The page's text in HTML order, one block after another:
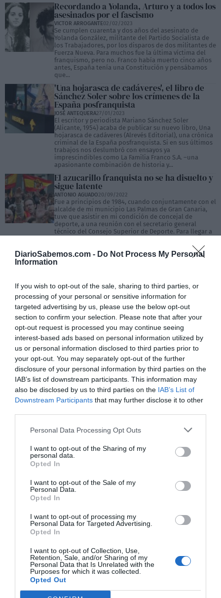
DiarioSabemos.com - Do Not Process My Personal
Information
If you wish to opt-out of the sale, sharing to third parties, or
processing of your personal or sensitive information for
targeted advertising by us, please use the below opt-out
section to confirm your selection. Please note that after your
opt-out request is processed you may continue seeing
interest-based ads based on personal information utilized by
us or personal information disclosed to third parties prior to
your opt-out. You may separately opt-out of the further
disclosure of your personal information by third parties on the
IAB’s list of downstream participants. This information may
also be disclosed by us to third parties on the IAB’s List of
Downstream Participants that may further disclose it to other
Personal Data Processing Opt Outs
I want to opt-out of the Sharing of my
personal data.
Opted In
I want to opt-out of the Sale of my
Personal Data.
Opted In
I want to opt-out of processing my
Personal Data for Targeted Advertising.
Opted In
I want to opt-out of Collection, Use,
Retention, Sale, and/or Sharing of my
Personal Data that Is Unrelated with the
Purposes for which it was collected.
Opted Out
Recordando a Yolanda, Arturo y a todos los
asesinados por el fascismo
VICTOR ARROGANTE02/02/2023
Se cumplen cuarenta y dos años del asesinato de
Yolanda González, militante del Partido Socialista de
los Trabajadores, por los disparos de dos militantes de
Fuerza Nueva. Para muchos fue la última víctima del
franquismo, pero no. Franco había muerto cinco años
antes, España tenía una Constitución y pensábamos
que...
'Una hojarasca de cadáveres', el libro de
Sánchez Soler sobre los crímenes de la
España posfranquista
JOSÉ ANTEQUERA27/01/2023
El escritor y periodista Mariano Sánchez Soler
(Alicante, 1954) acaba de publicar su nuevo libro, Una
hojarasca de cadáveres (Alrevés Editorial), una crónica
criminal de la España posfranquista. Si en sus últimos
trabajos nos deslumbró con ensayos ya
imprescindibles como La Familia Franco S.A. –una
apasionante combinación de historia y...
El azucarillo franquista no se ha disuelto y
sigue latente
ANTONIO AGUADO20/09/2022
Fue a principios de 1984, cuando conjuntamente con el
alcalde de mi municipio Las Palmas de Gran Canaria,
tuve que asistir en mi condición de concejal de
deporte, a una reunión con el secretario general
técnico del Consejo Superior de Deporte. Para llegar a
Pacto de Transición 75-78. Humo de
democracia hacia una democracia de
humo
Los vicios ocultos suelen aflorar, primero en cuanto a
los efectos varios que perturban la construcción, y en
las etapas de mayor evolución hacia su visibilidad, de
forma que aunque pueden no comprometer la
estética, sobre todo cuando hay un exceso
ornamental, sí suponen un menoscabo de seguridad,
funcionalidad y ...
Ley de Memoria Democrática
EVA MALDONADO13/07/2022
UGT y CCOO comparten y defienden el redactado actual
que la Ley de Memoria Democrática expresamente se
fundamenta “en los principios de verdad, justicia,
reparación y garantía de no repetición, así como en los
valores democráticos de concordia, convivencia,
pluralismo...
Golpe de Estado real para cambiar el